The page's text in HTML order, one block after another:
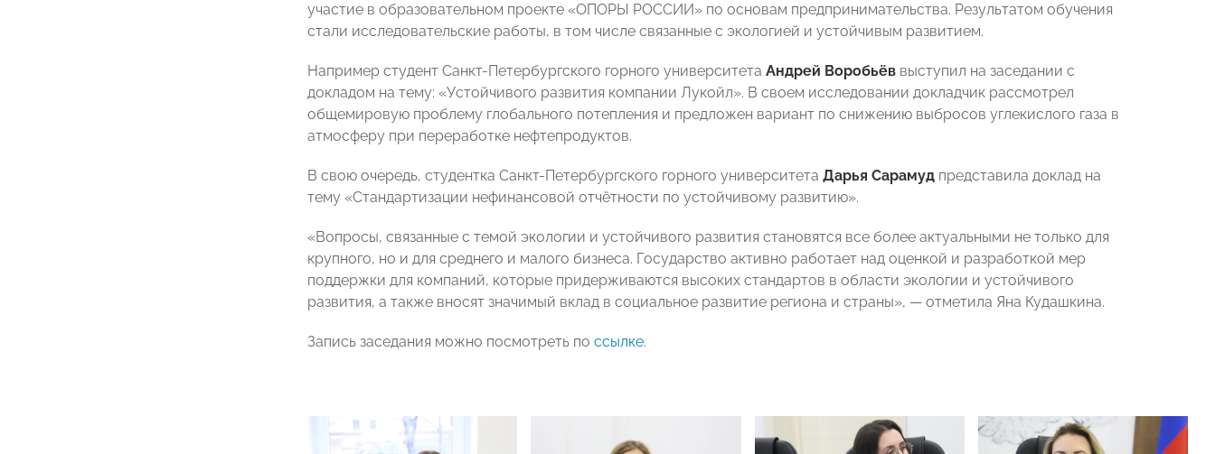
участие в образовательном проекте «ОПОРЫ РОССИИ» по основам предпринимательства. Результатом обучения
стали исследовательские работы, в том числе связанные с экологией и устойчивым развитием.
Например студент Санкт-Петербургского горного университета Андрей Воробьёв выступил на заседании с
докладом на тему: «Устойчивого развития компании Лукойл». В своем исследовании докладчик рассмотрел
общемировую проблему глобального потепления и предложен вариант по снижению выбросов углекислого газа в
атмосферу при переработке нефтепродуктов.
В свою очередь, студентка Санкт-Петербургского горного университета Дарья Сарамуд представила доклад на
тему «Стандартизации нефинансовой отчётности по устойчивому развитию».
«Вопросы, связанные с темой экологии и устойчивого развития становятся все более актуальными не только для
крупного, но и для среднего и малого бизнеса. Государство активно работает над оценкой и разработкой мер
поддержки для компаний, которые придерживаются высоких стандартов в области экологии и устойчивого
развития, а также вносят значимый вклад в социальное развитие региона и страны», — отметила Яна Кудашкина.
Запись заседания можно посмотреть по ссылке.